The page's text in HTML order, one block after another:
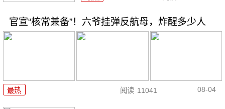
官宣“核常兼备”！六爷挂弹反航母，炸醒多少人
最热 阅读 11041 08-04